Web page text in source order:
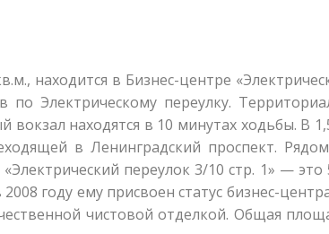
находится в Бизнес-центре
Электрическому переулку.
находятся в 10 минутах ходьбы. В
в Ленинградский проспект.
переулок 3/10 стр. 1» —
году ему присвоен статус бизнес-
чистовой отделкой. Общая